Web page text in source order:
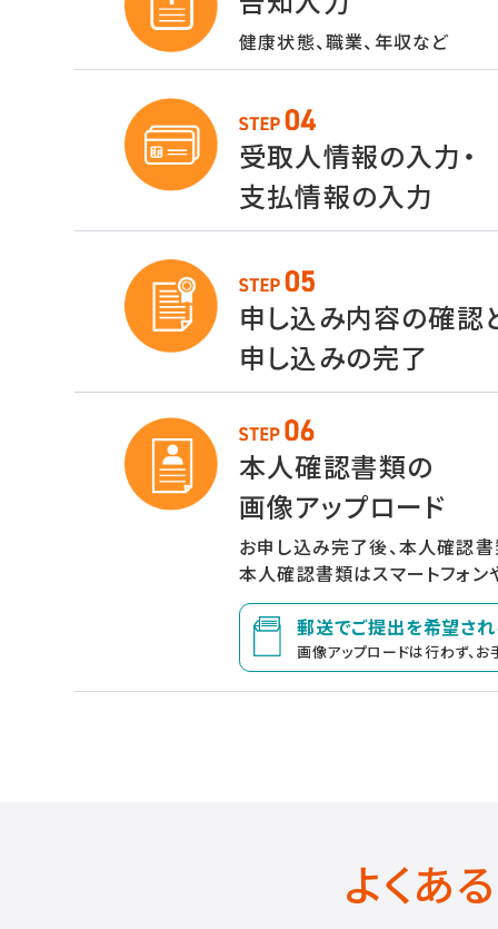
健康状態、職業、年収など
受取人情報の入力・
支払情報の入力
申し込み内容の確認
申し込みの完了
本人確認書類の
画像アップロード
お申し込み完了後、本人確認
本人確認書類はスマートフォン
郵送でご提出を希望さ
画像アップロードは行わず、
よくあ